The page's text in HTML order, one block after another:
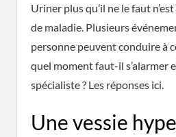
Uriner plus qu’il ne le faut
de maladie. Plusieurs
personne peuvent conduire à
quel moment faut-il s’alarmer
spécialiste ? Les réponses ici.
Une vessie